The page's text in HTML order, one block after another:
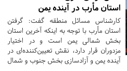
استان مأرب در آینده یمن
کارشناس مسائل منطقه گفت: گرفتن
استان مأرب با توجه به اینکه آخرین استان
بخش شمالی یمن است و در اختیار
مزدوران قرار دارد، نقش تعیین‌کننده‌ای در
آینده یمن و آزادسازی بخش جنوب و شمال